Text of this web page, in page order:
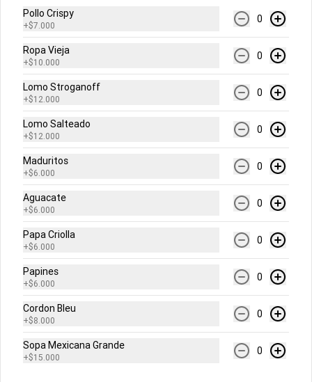
Abrir menu de navegación
¿Dónde quieres pedir?
No hay productos en el menú
Pollo Crispy
+$7.000
0
Ropa Vieja
+$10.000
0
Lomo Stroganoff
+$12.000
0
Lomo Salteado
+$12.000
0
Maduritos
+$6.000
0
Aguacate
+$6.000
0
Papa Criolla
+$6.000
0
Papines
+$6.000
0
Cordon Bleu
+$8.000
0
Sopa Mexicana Grande
+$15.000
0